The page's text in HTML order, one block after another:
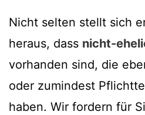
Nicht selten stellt sich
heraus, dass nicht-
vorhanden sind, die
oder zumindest
haben. Wir fordern für